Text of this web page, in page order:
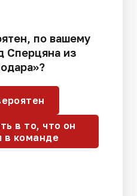
по вашему
Сперцяна из
в то, что он
в команде